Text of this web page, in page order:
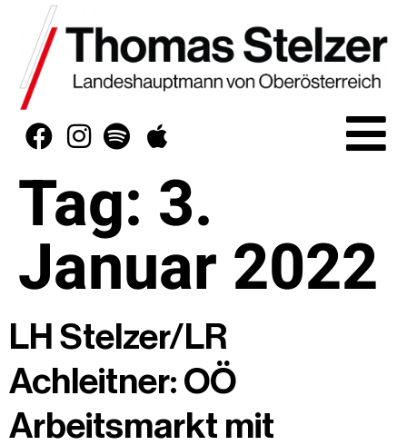
Tag: 3.
Januar 2022
LH Stelzer/LR
Achleitner: OÖ
Arbeitsmarkt mit